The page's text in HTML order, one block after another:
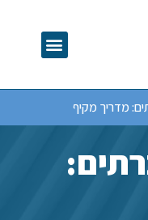
מדריך מקיף